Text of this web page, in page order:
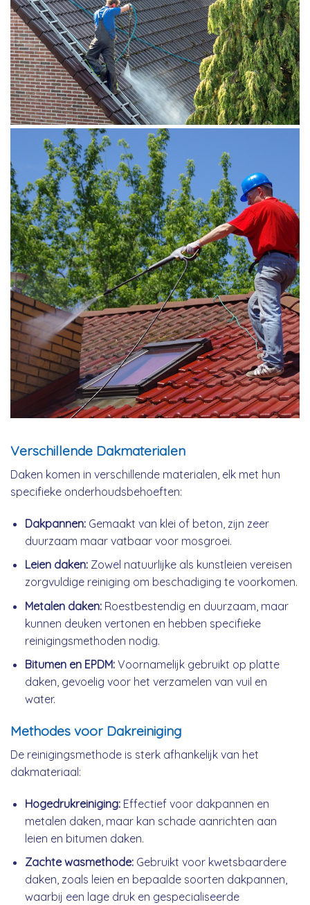
Verschillende Dakmaterialen
Daken komen in verschillende materialen, elk met hun
specifieke onderhoudsbehoeften:
Dakpannen:Gemaakt van klei of beton, zijn zeer
duurzaam maar vatbaar voor mosgroei.
Leien daken:Zowel natuurlijke als kunstleien vereisen
zorgvuldige reiniging om beschadiging te voorkomen.
Metalen daken:Roestbestendig en duurzaam, maar
kunnen deuken vertonen en hebben specifieke
reinigingsmethoden nodig.
Bitumen en EPDM:Voornamelijk gebruikt op platte
daken, gevoelig voor het verzamelen van vuil en
water.
Methodes voor Dakreiniging
De reinigingsmethode is sterk afhankelijk van het
dakmateriaal:
Hogedrukreiniging:Effectief voor dakpannen en
metalen daken, maar kan schade aanrichten aan
leien en bitumen daken.
Zachte wasmethode:Gebruikt voor kwetsbaardere
daken, zoals leien en bepaalde soorten dakpannen,
waarbij een lage druk en gespecialiseerde